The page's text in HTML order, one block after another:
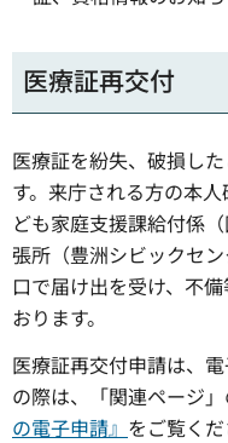
医療証再交付
医療証を紛失、破損し
す。来庁される方の本
ども家庭支援課給付係
張所（豊洲シビックセ
口で届け出を受け、不
おります。
医療証再交付申請は、
の際は、「関連ページ
の電子申請』 をご覧くだ